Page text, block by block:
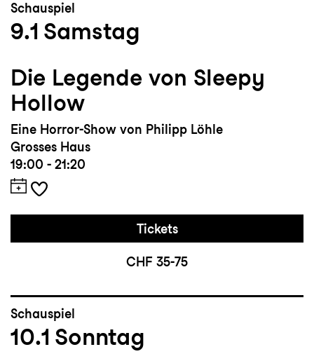
Schauspiel
9.1 Samstag
Die Legende von Sleepy
Hollow
Eine Horror-Show von Philipp Löhle
Grosses Haus
19:00 - 21:20
Tickets
CHF 35-75
Schauspiel
10.1 Sonntag